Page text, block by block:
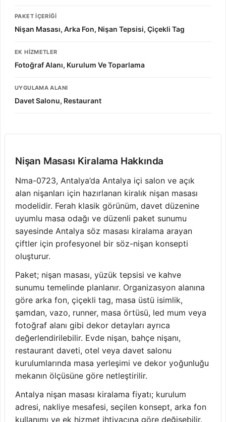
PAKET İÇERIĞI
Nişan Masası, Arka Fon, Nişan Tepsisi, Çiçekli Tag
EK HIZMETLER
Fotoğraf Alanı, Kurulum Ve Toparlama
UYGULAMA ALANI
Davet Salonu, Restaurant
Nişan Masası Kiralama Hakkında
Nma-0723, Antalya’da Antalya içi salon ve açık
alan nişanları için hazırlanan kiralık nişan masası
modelidir. Ferah klasik görünüm, davet düzenine
uyumlu masa odağı ve düzenli paket sunumu
sayesinde Antalya söz masası kiralama arayan
çiftler için profesyonel bir söz-nişan konsepti
oluşturur.
Paket; nişan masası, yüzük tepsisi ve kahve
sunumu temelinde planlanır. Organizasyon alanına
göre arka fon, çiçekli tag, masa üstü isimlik,
şamdan, vazo, runner, masa örtüsü, led mum veya
fotoğraf alanı gibi dekor detayları ayrıca
değerlendirilebilir. Evde nişan, bahçe nişanı,
restaurant daveti, otel veya davet salonu
kurulumlarında masa yerleşimi ve dekor yoğunluğu
mekanın ölçüsüne göre netleştirilir.
Antalya nişan masası kiralama fiyatı; kurulum
adresi, nakliye mesafesi, seçilen konsept, arka fon
kullanımı ve ek hizmet ihtiyacına göre değişebilir.